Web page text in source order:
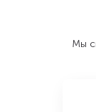
Мы